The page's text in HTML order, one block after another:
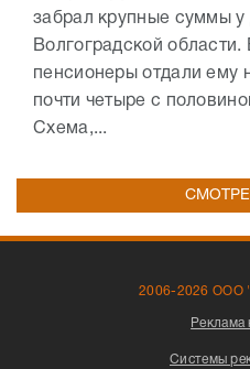
забрал крупные суммы у
Волгоградской
пенсионеры отдали ему
почти четыре с
Схема,...
2006-2026
Реклама
Системы